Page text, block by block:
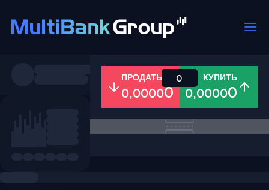
Все Форекс Металлы
ПРОДАТЬ
0,00000
КУПИТЬ
0,00000
0